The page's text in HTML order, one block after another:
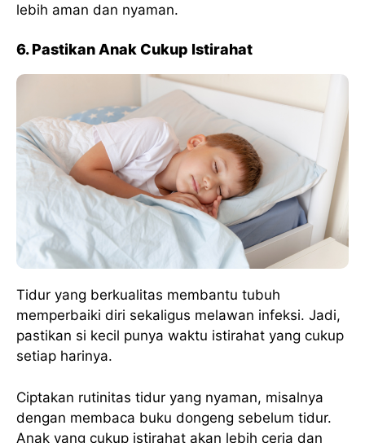
lebih aman dan nyaman.
6. Pastikan Anak Cukup Istirahat
Tidur yang berkualitas membantu tubuh
memperbaiki diri sekaligus melawan infeksi. Jadi,
pastikan si kecil punya waktu istirahat yang cukup
setiap harinya.
Ciptakan rutinitas tidur yang nyaman, misalnya
dengan membaca buku dongeng sebelum tidur.
Anak yang cukup istirahat akan lebih ceria dan